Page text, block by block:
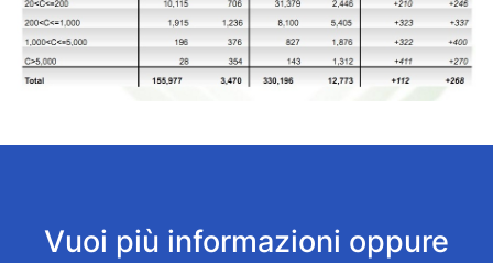
Vuoi più informazioni oppure